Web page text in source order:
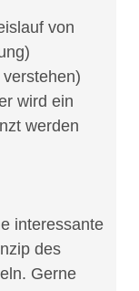
von
wird ein
werden
interessante
des
Gerne